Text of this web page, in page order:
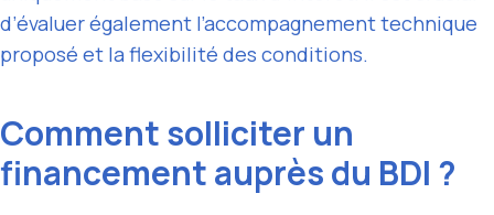
d’évaluer également l’accompagnement technique
proposé et la flexibilité des conditions.
Comment solliciter un
financement auprès du BDI ?